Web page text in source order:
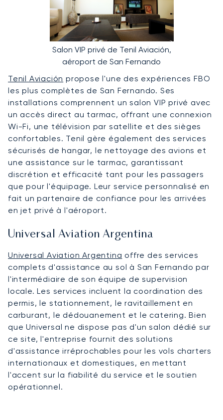
Salon VIP privé de Tenil Aviación,
aéroport de San Fernando
Tenil Aviación propose l'une des expériences FBO
les plus complètes de San Fernando. Ses
installations comprennent un salon VIP privé avec
un accès direct au tarmac, offrant une connexion
Wi-Fi, une télévision par satellite et des sièges
confortables. Tenil gère également des services
sécurisés de hangar, le nettoyage des avions et
une assistance sur le tarmac, garantissant
discrétion et efficacité tant pour les passagers
que pour l'équipage. Leur service personnalisé en
fait un partenaire de confiance pour les arrivées
en jet privé à l'aéroport.
Universal Aviation Argentina
Universal Aviation Argentina offre des services
complets d'assistance au sol à San Fernando par
l'intermédiaire de son équipe de supervision
locale. Les services incluent la coordination des
permis, le stationnement, le ravitaillement en
carburant, le dédouanement et le catering. Bien
que Universal ne dispose pas d'un salon dédié sur
ce site, l'entreprise fournit des solutions
d'assistance irréprochables pour les vols charters
internationaux et domestiques, en mettant
l'accent sur la fiabilité du service et le soutien
opérationnel.